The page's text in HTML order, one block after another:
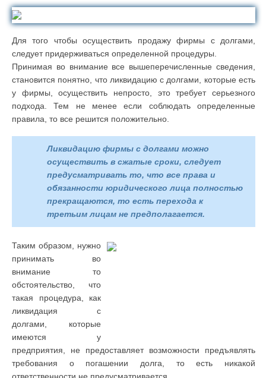
Для того чтобы осуществить продажу фирмы с долгами,
следует придерживаться определенной процедуры.
Принимая во внимание все вышеперечисленные сведения,
становится понятно, что ликвидацию с долгами, которые есть
у фирмы, осуществить непросто, это требует серьезного
подхода. Тем не менее если соблюдать определенные
правила, то все решится положительно.
Ликвидацию фирмы с долгами можно
осуществить в сжатые сроки, следует
предусматривать то, что все права и
обязанности юридического лица полностью
прекращаются, то есть перехода к
третьим лицам не предполагается.
Таким образом, нужно
принимать во
внимание то
обстоятельство, что
такая процедура, как
ликвидация с
долгами, которые
имеются у
предприятия, не предоставляет возможности предъявлять
требования о погашении долга, то есть никакой